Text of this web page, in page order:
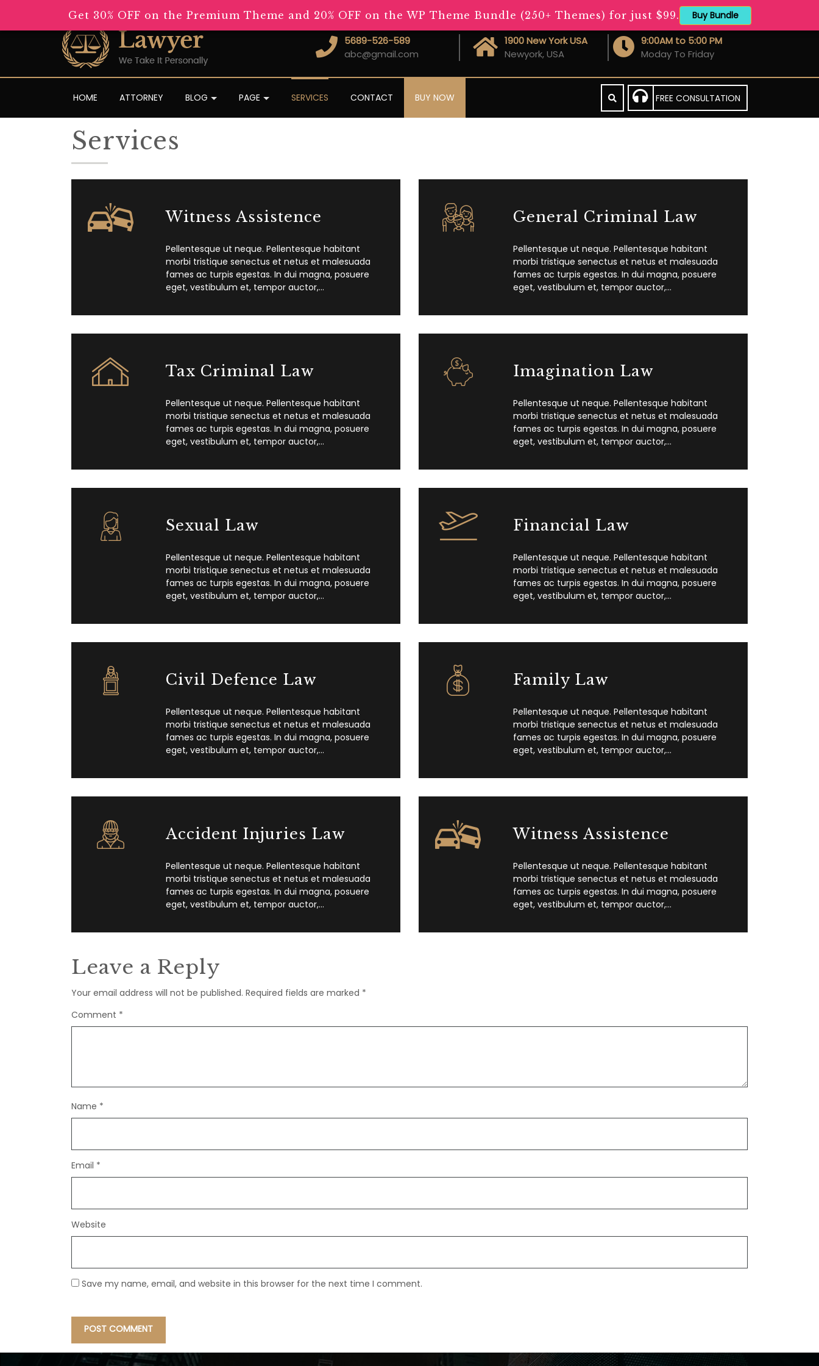
Get 30% OFF on the Premium Theme and 20% OFF on the WP Theme Bundle (250+ Themes) for just $99. Buy Bundle
5689-526-589
abc@gmail.com
1900 New York USA
Newyork, USA
9:00AM to 5:00 PM
Moday To Friday
HOME ATTORNEY BLOG PAGE SERVICES CONTACT BUY NOW FREE CONSULTATION
Services
Witness Assistence
Pellentesque ut neque. Pellentesque habitant
morbi tristique senectus et netus et malesuada
fames ac turpis egestas. In dui magna, posuere
eget, vestibulum et, tempor auctor,…
General Criminal Law
Pellentesque ut neque. Pellentesque habitant
morbi tristique senectus et netus et malesuada
fames ac turpis egestas. In dui magna, posuere
eget, vestibulum et, tempor auctor,…
Tax Criminal Law
Pellentesque ut neque. Pellentesque habitant
morbi tristique senectus et netus et malesuada
fames ac turpis egestas. In dui magna, posuere
eget, vestibulum et, tempor auctor,…
Imagination Law
Pellentesque ut neque. Pellentesque habitant
morbi tristique senectus et netus et malesuada
fames ac turpis egestas. In dui magna, posuere
eget, vestibulum et, tempor auctor,…
Sexual Law
Pellentesque ut neque. Pellentesque habitant
morbi tristique senectus et netus et malesuada
fames ac turpis egestas. In dui magna, posuere
eget, vestibulum et, tempor auctor,…
Financial Law
Pellentesque ut neque. Pellentesque habitant
morbi tristique senectus et netus et malesuada
fames ac turpis egestas. In dui magna, posuere
eget, vestibulum et, tempor auctor,…
Civil Defence Law
Pellentesque ut neque. Pellentesque habitant
morbi tristique senectus et netus et malesuada
fames ac turpis egestas. In dui magna, posuere
eget, vestibulum et, tempor auctor,…
Family Law
Pellentesque ut neque. Pellentesque habitant
morbi tristique senectus et netus et malesuada
fames ac turpis egestas. In dui magna, posuere
eget, vestibulum et, tempor auctor,…
Accident Injuries Law
Pellentesque ut neque. Pellentesque habitant
morbi tristique senectus et netus et malesuada
fames ac turpis egestas. In dui magna, posuere
eget, vestibulum et, tempor auctor,…
Witness Assistence
Pellentesque ut neque. Pellentesque habitant
morbi tristique senectus et netus et malesuada
fames ac turpis egestas. In dui magna, posuere
eget, vestibulum et, tempor auctor,…
Leave a Reply
Your email address will not be published. Required fields are marked *
Comment *
Name *
Email *
Website
Save my name, email, and website in this browser for the next time I comment.